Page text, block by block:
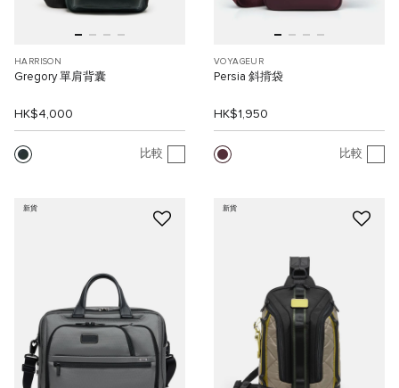
HARRISON
Gregory 單肩背囊
HK$4,000
比較
VOYAGEUR
Persia 斜揹袋
HK$1,950
比較
新貨 新貨